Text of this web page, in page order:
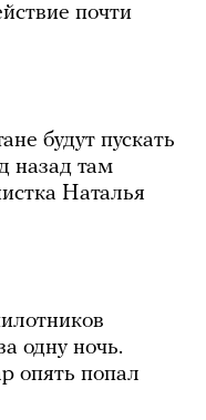
почти
будут пускать
назад там
Наталья
одну ночь.
опять попал